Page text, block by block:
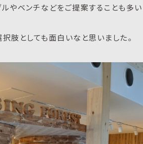
やベンチなどをご提案することも多い
肢としても面白いなと思いました。